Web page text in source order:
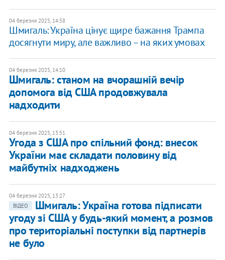
04 березня 2025, 14:58
Шмигаль: Україна цінує щире бажання Трампа
досягнути миру, але важливо – на яких умовах
04 березня 2025, 14:10
Шмигаль: станом на вчорашній вечір
допомога від США продовжувала
надходити
04 березня 2025, 13:51
Угода з США про спільний фонд: внесок
України має складати половину від
майбутніх надходжень
04 березня 2025, 13:27
ВІДЕО
Шмигаль: Україна готова підписати
угоду зі США у будь-який момент, а розмов
про територіальні поступки від партнерів
не було